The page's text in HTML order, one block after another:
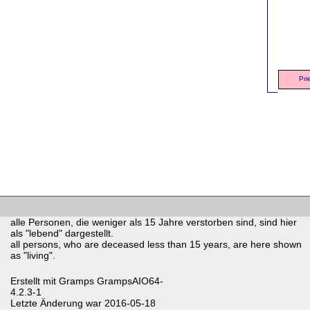
alle Personen, die weniger als 15 Jahre verstorben sind, sind hier
als "lebend" dargestellt.
all persons, who are deceased less than 15 years, are here shown
as "living".
Erstellt mit Gramps GrampsAIO64-
4.2.3-1
Letzte Änderung war 2016-05-18